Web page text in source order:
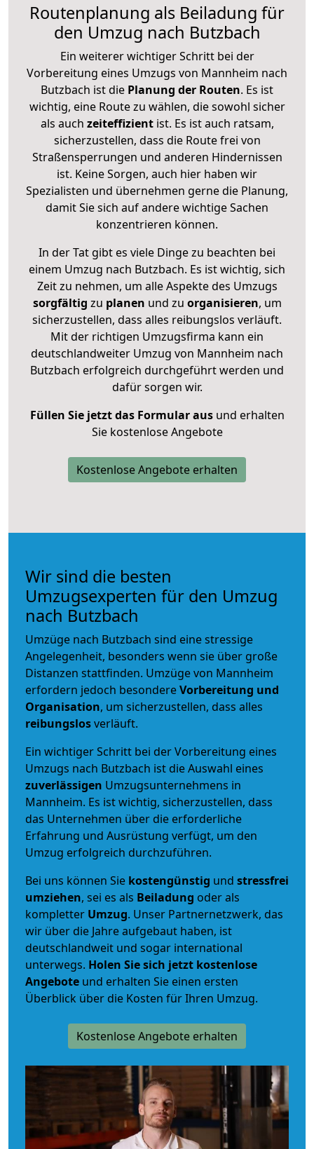
Routenplanung als Beiladung für
den Umzug nach Butzbach
Ein weiterer wichtiger Schritt bei der
Vorbereitung eines Umzugs von Mannheim nach
Butzbach ist die Planung der Routen. Es ist
wichtig, eine Route zu wählen, die sowohl sicher
als auch zeiteffizientist. Es ist auch ratsam,
sicherzustellen, dass die Route frei von
Straßensperrungen und anderen Hindernissen
ist. Keine Sorgen, auch hier haben wir
Spezialisten und übernehmen gerne die Planung,
damit Sie sich auf andere wichtige Sachen
konzentrieren können.
In der Tat gibt es viele Dinge zu beachten bei
einem Umzug nach Butzbach. Es ist wichtig, sich
Zeit zu nehmen, um alle Aspekte des Umzugs
sorgfältig zu planen und zu organisieren, um
sicherzustellen, dass alles reibungslos verläuft.
Mit der richtigen Umzugsfirma kann ein
deutschlandweiter Umzug von Mannheim nach
Butzbach erfolgreich durchgeführt werden und
dafür sorgen wir.
Füllen Sie jetzt das Formular ausund erhalten
Sie kostenlose Angebote
Kostenlose Angebote erhalten
Wir sind die besten
Umzugsexperten für den Umzug
nach Butzbach
Umzüge nach Butzbach sind eine stressige
Angelegenheit, besonders wenn sie über große
Distanzen stattfinden. Umzüge von Mannheim
erfordern jedoch besondereVorbereitung und
Organisation, um sicherzustellen, dass alles
reibungslosverläuft.
Ein wichtiger Schritt bei der Vorbereitung eines
Umzugs nach Butzbach ist die Auswahl eines
zuverlässigen Umzugsunternehmens in
Mannheim. Es ist wichtig, sicherzustellen, dass
das Unternehmen über die erforderliche
Erfahrung und Ausrüstung verfügt, um den
Umzug erfolgreich durchzuführen.
Bei uns können Sie kostengünstig und stressfrei
umziehen, sei es als Beiladung oder als
kompletter Umzug. Unser Partnernetzwerk, das
wir über die Jahre aufgebaut haben, ist
deutschlandweit und sogar international
unterwegs. Holen Sie sich jetzt kostenlose
Angebote und erhalten Sie einen ersten
Überblick über die Kosten für Ihren Umzug.
Kostenlose Angebote erhalten